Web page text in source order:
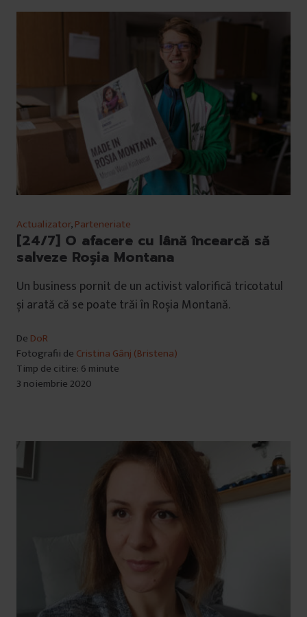
Actualizator,Parteneriate
[24/7] O afacere cu lână încearcă să
salveze Roșia Montana
Un business pornit de un activist valorifică tricotatul
și arată că se poate trăi în Roșia Montană.
De DoR
Fotografii de Cristina Gânj (Bristena)
Timp de citire: 6 minute
3 noiembrie 2020